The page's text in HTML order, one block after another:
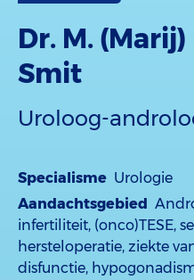
Dr. M.
Smit
Uroloog-
Specialisme Urologie
Aandachtsgebied
infertiliteit, (onco)TESE,
hersteloperatie, ziekte
disfunctie,